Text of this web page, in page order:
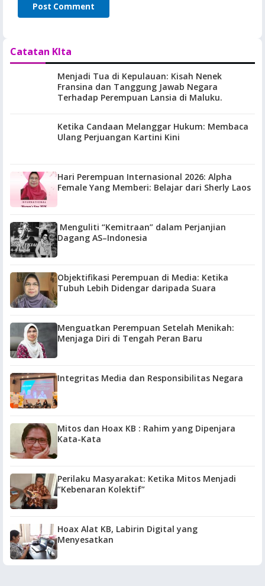
Catatan KIta
Menjadi Tua di Kepulauan: Kisah Nenek
Fransina dan Tanggung Jawab Negara
Terhadap Perempuan Lansia di Maluku.
Ketika Candaan Melanggar Hukum: Membaca
Ulang Perjuangan Kartini Kini
Hari Perempuan Internasional 2026: Alpha
Female Yang Memberi: Belajar dari Sherly Laos
Menguliti “Kemitraan” dalam Perjanjian
Dagang AS–Indonesia
Objektifikasi Perempuan di Media: Ketika
Tubuh Lebih Didengar daripada Suara
Menguatkan Perempuan Setelah Menikah:
Menjaga Diri di Tengah Peran Baru
Integritas Media dan Responsibilitas Negara
Mitos dan Hoax KB : Rahim yang Dipenjara
Kata-Kata
Perilaku Masyarakat: Ketika Mitos Menjadi
“Kebenaran Kolektif”
Hoax Alat KB, Labirin Digital yang
Menyesatkan